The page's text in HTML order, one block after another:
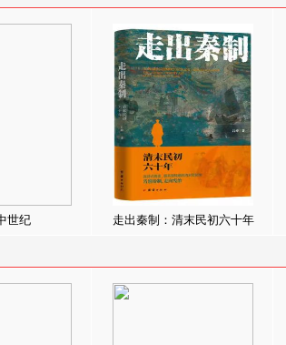
世纪 走出秦制：清末民初六十年